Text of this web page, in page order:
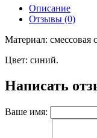
Описание
Отзывы (0)
Материал:
Цвет: синий.
Написать
Ваше имя: